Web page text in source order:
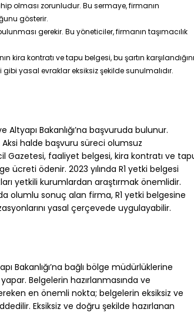
olması zorunludur. Bu sermaye, firmanın
gösterir.
gerekir. Bu yöneticiler, firmanın taşımacılık
kira kontratı ve tapu belgesi, bu şartın karşılandığını
yasal evraklar eksiksiz şekilde sunulmalıdır.
Bakanlığı’na başvuruda bulunur.
Aksi halde başvuru süreci olumsuz
Gazetesi, faaliyet belgesi, kira kontratı ve
ücreti ödenir. 2023 yılında R1 yetki belgesi
yetkili kurumlardan araştırmak önemlidir.
olumlu sonuç alan firma, R1 yetki belgesine
yasal çerçevede uygulayabilir.
Bakanlığı’na bağlı bölge müdürlüklerine
Belgelerin hazırlanmasında ve
en önemli nokta; belgelerin eksiksiz ve
Eksiksiz ve doğru şekilde hazırlanan